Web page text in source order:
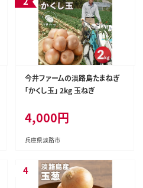
今井ファームの淡路島たまねぎ
「かくし玉」 2kg 玉ねぎ
4,000円
兵庫県淡路市